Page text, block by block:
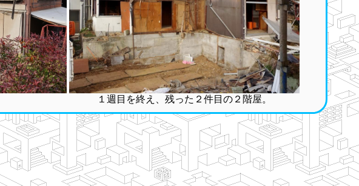
１週目を終え、残った２件目の２階屋。